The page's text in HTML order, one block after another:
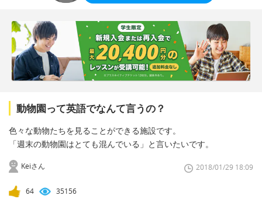
動物園って英語でなんて言うの？
色々な動物たちを見ることができる施設です。
「週末の動物園はとても混んでいる」と言いたいです。
Keiさん 2018/01/29 18:09
64 35156